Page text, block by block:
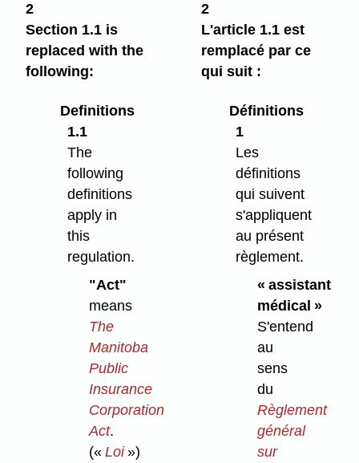
2
Section 1.1 is
replaced with the
following:
2
L'article 1.1 est
remplacé par ce
qui suit :
Definitions
1.1
The
following
definitions
apply in
this
regulation.
"Act"
means
The
Manitoba
Public
Insurance
Corporation
Act.
(« Loi»)
Définitions
1
Les
définitions
qui suivent
s'appliquent
au présent
règlement.
« assistant
médical »
S'entend
au
sens
du
Règlement
général
sur